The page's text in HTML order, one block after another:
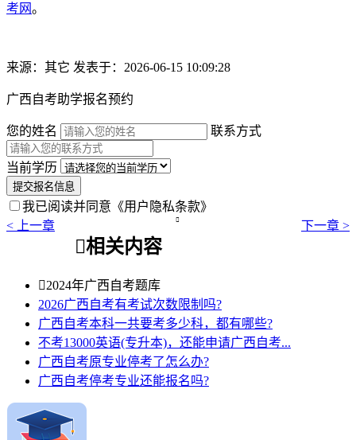
考网。
来源：其它 发表于：2026-06-15 10:09:28
广西自考助学报名预约
您的姓名 联系方式
当前学历
提交报名信息
我已阅读并同意 《用户隐私条款》
< 上一章
 下一章 >
相关内容
2024年广西自考题库
2026广西自考有考试次数限制吗?
广西自考本科一共要考多少科，都有哪些?
不考13000英语(专升本)，还能申请广西自考...
广西自考原专业停考了怎么办?
广西自考停考专业还能报名吗?